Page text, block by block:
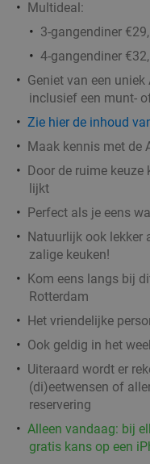
Restaurant
Vandaag
Rodrigues Restaurant
Rotterdam
Verkocht: 234
Indiaas 3-gangen
Vandaag Morgen
Light of India Rotterdam
Rotterdam
Dinerbon t.w.v.
grillrestaurant
Vandaag Morgen
Multideal:
3-gangendiner
4-gangendiner
Geniet van een
inclusief een munt-
Zie hier de inhoud
Maak kennis met de
Door de ruime keuze
lijkt
Perfect als je eens
Natuurlijk ook lekker
zalige keuken!
Kom eens langs bij
Rotterdam
Het vriendelijke
Ook geldig in het
Uiteraard wordt er
(di)eetwensen of
reservering
Alleen vandaag: bij
gratis kans op een